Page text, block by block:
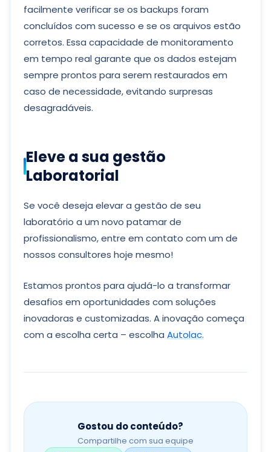
facilmente verificar se os backups foram
concluídos com sucesso e se os arquivos estão
corretos. Essa capacidade de monitoramento
em tempo real garante que os dados estejam
sempre prontos para serem restaurados em
caso de necessidade, evitando surpresas
desagradáveis.
Eleve a sua gestão
Laboratorial
Se você deseja elevar a gestão de seu
laboratório a um novo patamar de
profissionalismo, entre em contato com um de
nossos consultores hoje mesmo!
Estamos prontos para ajudá-lo a transformar
desafios em oportunidades com soluções
inovadoras e customizadas. A inovação começa
com a escolha certa – escolha Autolac.
Gostou do conteúdo?
Compartilhe com sua equipe